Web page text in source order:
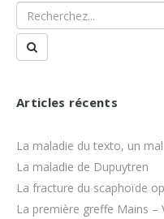
Articles récents
La maladie du texto, un mal
La maladie de Dupuytren
La fracture du scaphoïde
La première greffe Mains –